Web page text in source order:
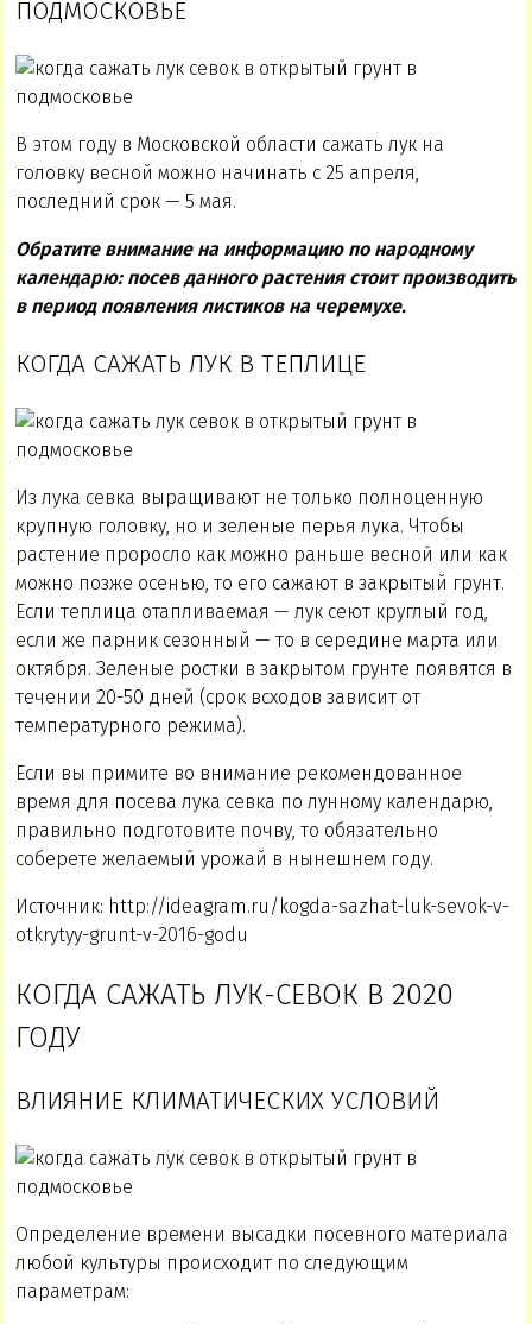
ПОДМОСКОВЬЕ
В этом году в Московской области сажать лук на
головку весной можно начинать с 25 апреля,
последний срок — 5 мая.
Обратите внимание на информацию по народному
календарю: посев данного растения стоит производить
в период появления листиков на черемухе.
КОГДА САЖАТЬ ЛУК В ТЕПЛИЦЕ
Из лука севка выращивают не только полноценную
крупную головку, но и зеленые перья лука. Чтобы
растение проросло как можно раньше весной или как
можно позже осенью, то его сажают в закрытый грунт.
Если теплица отапливаемая — лук сеют круглый год,
если же парник сезонный — то в середине марта или
октября. Зеленые ростки в закрытом грунте появятся в
течении 20-50 дней (срок всходов зависит от
температурного режима).
Если вы примите во внимание рекомендованное
время для посева лука севка по лунному календарю,
правильно подготовите почву, то обязательно
соберете желаемый урожай в нынешнем году.
Источник: http://ideagram.ru/kogda-sazhat-luk-sevok-v-
otkrytyy-grunt-v-2016-godu
КОГДА САЖАТЬ ЛУК-СЕВОК В 2020
ГОДУ
ВЛИЯНИЕ КЛИМАТИЧЕСКИХ УСЛОВИЙ
Определение времени высадки посевного материала
любой культуры происходит по следующим
параметрам: